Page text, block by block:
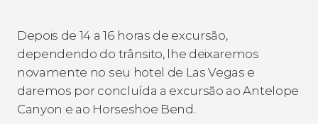
Depois de 14 a 16 horas de excursão,
dependendo do trânsito, lhe deixaremos
novamente no seu hotel de Las Vegas e
daremos por concluída a excursão ao Antelope
Canyon e ao Horseshoe Bend.